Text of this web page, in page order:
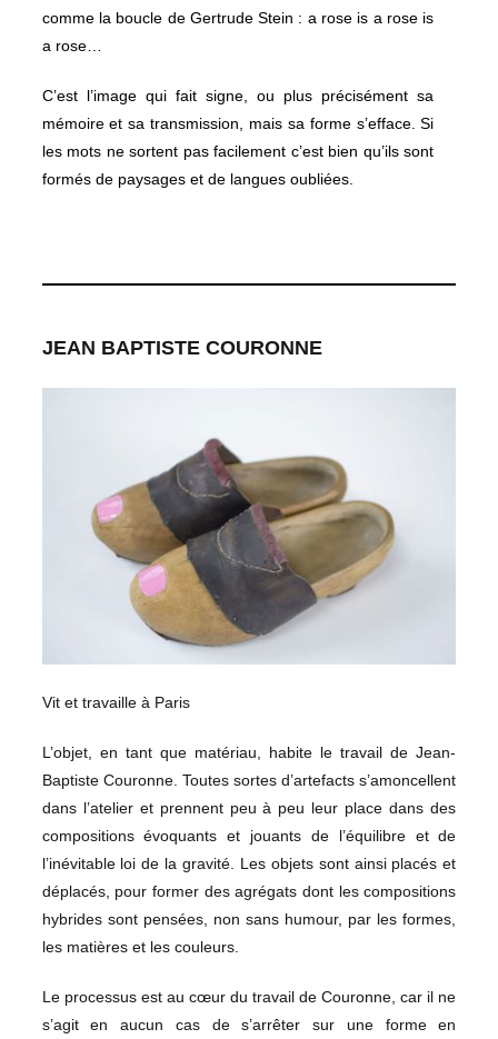
comme la boucle de Gertrude Stein : a rose is a rose is
a rose…
C’est l’image qui fait signe, ou plus précisément sa
mémoire et sa transmission, mais sa forme s’efface. Si
les mots ne sortent pas facilement c’est bien qu’ils sont
formés de paysages et de langues oubliées.
JEAN BAPTISTE COURONNE
Vit et travaille à Paris
L’objet, en tant que matériau, habite le travail de Jean-
Baptiste Couronne. Toutes sortes d’artefacts s’amoncellent
dans l’atelier et prennent peu à peu leur place dans des
compositions évoquants et jouants de l’équilibre et de
l’inévitable loi de la gravité. Les objets sont ainsi placés et
déplacés, pour former des agrégats dont les compositions
hybrides sont pensées, non sans humour, par les formes,
les matières et les couleurs.
Le processus est au cœur du travail de Couronne, car il ne
s’agit en aucun cas de s’arrêter sur une forme en